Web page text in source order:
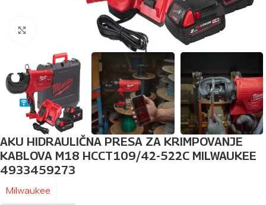
AKU HIDRAULIČNA PRESA ZA KRIMPOVANJE
KABLOVA M18 HCCT109/42-522C MILWAUKEE
4933459273
Milwaukee